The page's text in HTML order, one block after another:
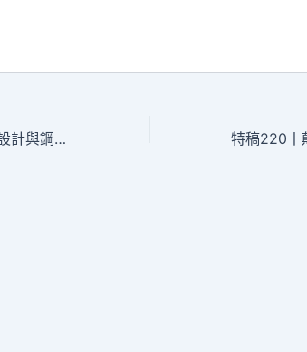
耕作在數字JIUYI俱意室內設計與鋼筋間的“鐵玫瑰”